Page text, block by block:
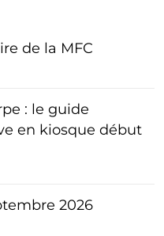
de la MFC
: le guide
en kiosque début
2026